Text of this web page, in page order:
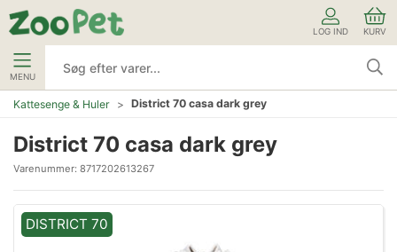
LOG IND KURV
MENU
Kattesenge & Huler District 70 casa dark grey
District 70 casa dark grey
Varenummer: 8717202613267
DISTRICT 70